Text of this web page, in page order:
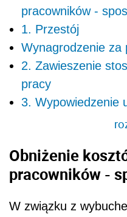
pracowników -
1. Przestój
Wynagrodzenie za
2. Zawieszenie
pracy
3. Wypowiedzenie
Obniżenie
pracowników -
W związku z